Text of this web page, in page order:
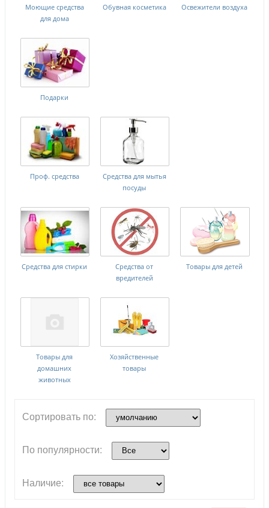
Моющие средства
для дома
Обувная косметика Освежители воздуха
Подарки
Проф. средства
Средства для мытья
посуды
Средства для стирки
Средства от
вредителей
Товары для детей
Товары для
домашних
животных
Хозяйственные
товары
Сортировать по:
По популярности:
Наличие: